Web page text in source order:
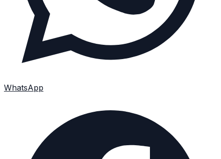
WhatsApp